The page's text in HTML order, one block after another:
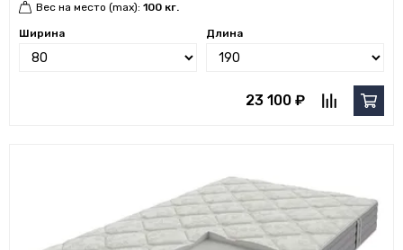
Вес на место (max): 100 кг.
Ширина Длина
23 100 ₽